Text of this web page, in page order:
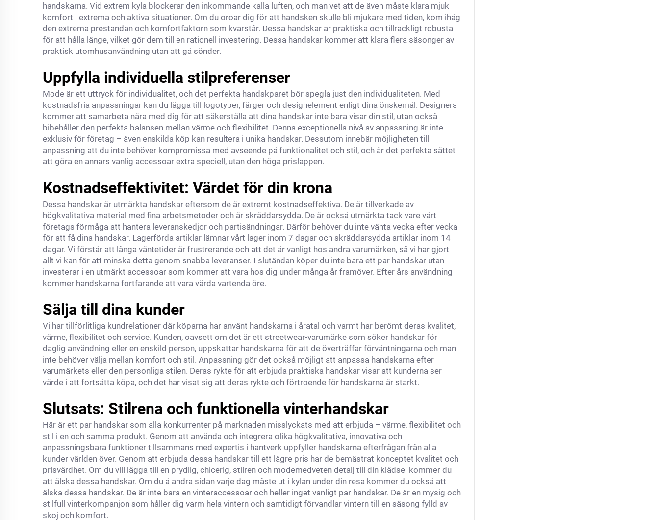
handskarna. Vid extrem kyla blockerar den inkommande kalla luften, och man vet att de även måste klara mjuk
komfort i extrema och aktiva situationer. Om du oroar dig för att handsken skulle bli mjukare med tiden, kom ihåg
den extrema prestandan och komfortfaktorn som kvarstår. Dessa handskar är praktiska och tillräckligt robusta
för att hålla länge, vilket gör dem till en rationell investering. Dessa handskar kommer att klara flera säsonger av
praktisk utomhusanvändning utan att gå sönder.
Uppfylla individuella stilpreferenser
Mode är ett uttryck för individualitet, och det perfekta handskparet bör spegla just den individualiteten. Med
kostnadsfria anpassningar kan du lägga till logotyper, färger och designelement enligt dina önskemål. Designers
kommer att samarbeta nära med dig för att säkerställa att dina handskar inte bara visar din stil, utan också
bibehåller den perfekta balansen mellan värme och flexibilitet. Denna exceptionella nivå av anpassning är inte
exklusiv för företag – även enskilda köp kan resultera i unika handskar. Dessutom innebär möjligheten till
anpassning att du inte behöver kompromissa med avseende på funktionalitet och stil, och är det perfekta sättet
att göra en annars vanlig accessoar extra speciell, utan den höga prislappen.
Kostnadseffektivitet: Värdet för din krona
Dessa handskar är utmärkta handskar eftersom de är extremt kostnadseffektiva. De är tillverkade av
högkvalitativa material med fina arbetsmetoder och är skräddarsydda. De är också utmärkta tack vare vårt
företags förmåga att hantera leveranskedjor och partisändningar. Därför behöver du inte vänta vecka efter vecka
för att få dina handskar. Lagerförda artiklar lämnar vårt lager inom 7 dagar och skräddarsydda artiklar inom 14
dagar. Vi förstår att långa väntetider är frustrerande och att det är vanligt hos andra varumärken, så vi har gjort
allt vi kan för att minska detta genom snabba leveranser. I slutändan köper du inte bara ett par handskar utan
investerar i en utmärkt accessoar som kommer att vara hos dig under många år framöver. Efter års användning
kommer handskarna fortfarande att vara värda vartenda öre.
Sälja till dina kunder
Vi har tillförlitliga kundrelationer där köparna har använt handskarna i åratal och varmt har berömt deras kvalitet,
värme, flexibilitet och service. Kunden, oavsett om det är ett streetwear-varumärke som söker handskar för
daglig användning eller en enskild person, uppskattar handskarna för att de överträffar förväntningarna och man
inte behöver välja mellan komfort och stil. Anpassning gör det också möjligt att anpassa handskarna efter
varumärkets eller den personliga stilen. Deras rykte för att erbjuda praktiska handskar visar att kunderna ser
värde i att fortsätta köpa, och det har visat sig att deras rykte och förtroende för handskarna är starkt.
Slutsats: Stilrena och funktionella vinterhandskar
Här är ett par handskar som alla konkurrenter på marknaden misslyckats med att erbjuda – värme, flexibilitet och
stil i en och samma produkt. Genom att använda och integrera olika högkvalitativa, innovativa och
anpassningsbara funktioner tillsammans med expertis i hantverk uppfyller handskarna efterfrågan från alla
kunder världen över. Genom att erbjuda dessa handskar till ett lägre pris har de bemästrat konceptet kvalitet och
prisvärdhet. Om du vill lägga till en prydlig, chicerig, stilren och modemedveten detalj till din klädsel kommer du
att älska dessa handskar. Om du å andra sidan varje dag måste ut i kylan under din resa kommer du också att
älska dessa handskar. De är inte bara en vinteraccessoar och heller inget vanligt par handskar. De är en mysig och
stilfull vinterkompanjon som håller dig varm hela vintern och samtidigt förvandlar vintern till en säsong fylld av
skoj och komfort.